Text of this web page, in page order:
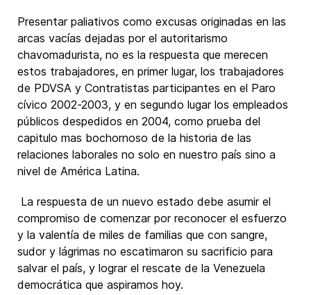
Presentar paliativos como excusas originadas en las
arcas vacías dejadas por el autoritarismo
chavomadurista, no es la respuesta que merecen
estos trabajadores, en primer lugar, los trabajadores
de PDVSA y Contratistas participantes en el Paro
cívico 2002-2003, y en segundo lugar los empleados
públicos despedidos en 2004, como prueba del
capitulo mas bochornoso de la historia de las
relaciones laborales no solo en nuestro país sino a
nivel de América Latina.
La respuesta de un nuevo estado debe asumir el
compromiso de comenzar por reconocer el esfuerzo
y la valentía de miles de familias que con sangre,
sudor y lágrimas no escatimaron su sacrificio para
salvar el país, y lograr el rescate de la Venezuela
democrática que aspiramos hoy.